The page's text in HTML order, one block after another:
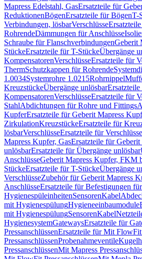
Mapress Edelstahl, GasErsatzteile für
ReduktionenBögenErsatzteile für BögenT-
Verbindungen, lösbarVerschlüsse
RohrendeDämmungen für Anschlüsse
Schraube für FlanschverbindungenGeberit
StückeErsatzteile für T-StückeÜbergänge
KompensatorenVerschlüsseErsatzteile für
ThermSchutzkappen für Rohrende
1.0034Systemrohre 1.0215Rohrnippel
KreuzstückeÜbergänge unlösbar
KompensatorenVerschlüsseErsatzteile für
StahlAbdichtungen für Rohre und Fittings
KupferErsatzteile für Geberit Mapress
ZirkulationKreuzstückeErsatzteile für
lösbarVerschlüsseErsatzteile für Verschlüsse
Mapress Kupfer, GasErsatzteile für
unlösbarErsatzteile für Übergänge unlösbar
AnschlüsseGeberit Mapress Kupfer, FKM
StückeErsatzteile für T-StückeÜbergänge
VerschlüsseZubehör für Geberit Mapress
AnschlüsseErsatzteile für Befestigungen
HygienespüleinheitenSensorenKabel
mit HygienespülungHygieneeinbaumodule
mit HygienespülungSensorenKabel
HygienesystemGatewaysErsatzteile für
PressanschlüssenErsatzteile für Mit FlowFit
PressanschlüssenProbenahmeventile
PressanschlüssenMit Mapress